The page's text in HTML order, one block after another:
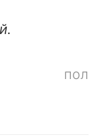
пол